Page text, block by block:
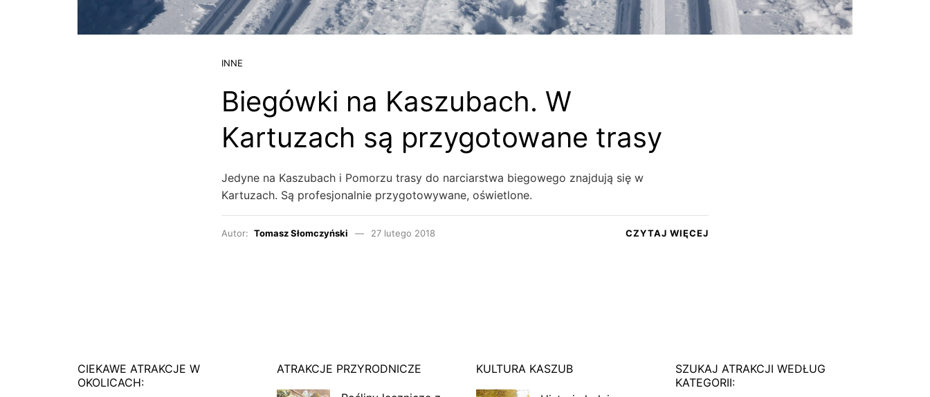
INNE
Biegówki na Kaszubach. W
Kartuzach są przygotowane trasy
Jedyne na Kaszubach i Pomorzu trasy do narciarstwa biegowego znajdują się w
Kartuzach. Są profesjonalnie przygotowywane, oświetlone.
Autor: Tomasz Słomczyński 27 lutego 2018 CZYTAJ WIĘCEJ
CIEKAWE ATRAKCJE W
OKOLICACH:
ATRAKCJE PRZYRODNICZE KULTURA KASZUB
SZUKAJ ATRAKCJI WEDŁUG
KATEGORII: